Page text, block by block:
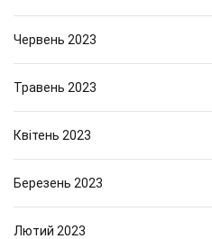
Червень 2023
Травень 2023
Квітень 2023
Березень 2023
Лютий 2023